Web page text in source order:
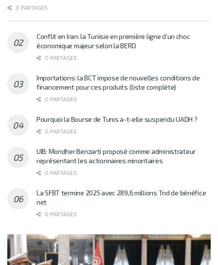
0 PARTAGES
Conflit en Iran: la Tunisie en première ligne d’un choc
économique majeur selon la BERD
0 PARTAGES
Importations: la BCT impose de nouvelles conditions de
financement pour ces produits (liste complète)
0 PARTAGES
Pourquoi la Bourse de Tunis a-t-elle suspendu UADH ?
0 PARTAGES
UIB: Mondher Benzarti proposé comme administrateur
représentant les actionnaires minoritaires
0 PARTAGES
La SFBT termine 2025 avec 289,6 millions Tnd de bénéfice
net
0 PARTAGES